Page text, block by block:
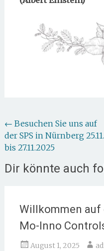
Beitragsnavigation
← Besuchen Sie uns auf
der SPS in Nürnberg 25.11.
bis 27.11.2025
Dir könnte auch
Willkommen auf
Mo-Inno
August 1, 2025